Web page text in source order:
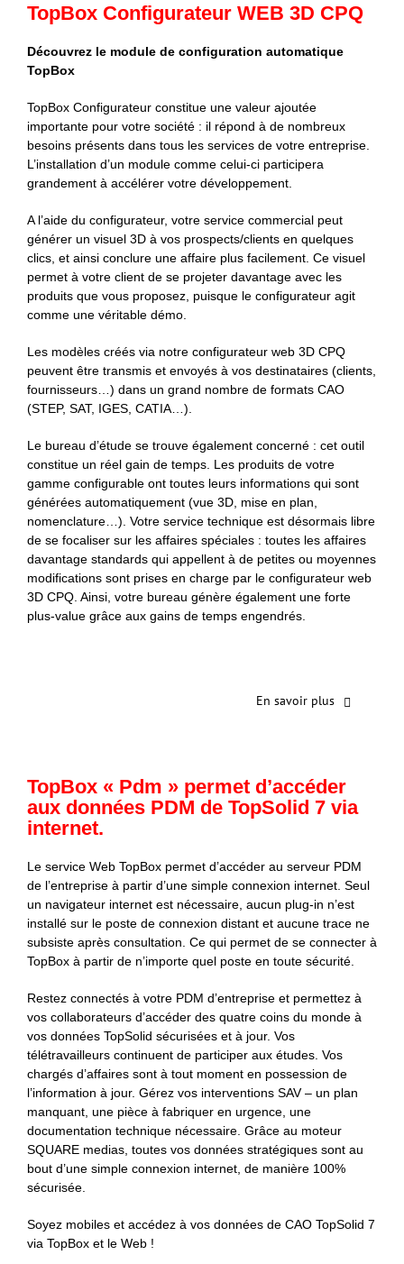
TopBox Configurateur WEB 3D CPQ
Découvrez le module de configuration automatique
TopBox
TopBox Configurateur constitue une valeur ajoutée
importante pour votre société : il répond à de nombreux
besoins présents dans tous les services de votre entreprise.
L’installation d’un module comme celui-ci participera
grandement à accélérer votre développement.
A l’aide du configurateur, votre service commercial peut
générer un visuel 3D à vos prospects/clients en quelques
clics, et ainsi conclure une affaire plus facilement. Ce visuel
permet à votre client de se projeter davantage avec les
produits que vous proposez, puisque le configurateur agit
comme une véritable démo.
Les modèles créés via notre configurateur web 3D CPQ
peuvent être transmis et envoyés à vos destinataires (clients,
fournisseurs…) dans un grand nombre de formats CAO
(STEP, SAT, IGES, CATIA…).
Le bureau d’étude se trouve également concerné : cet outil
constitue un réel gain de temps. Les produits de votre
gamme configurable ont toutes leurs informations qui sont
générées automatiquement (vue 3D, mise en plan,
nomenclature…). Votre service technique est désormais libre
de se focaliser sur les affaires spéciales : toutes les affaires
davantage standards qui appellent à de petites ou moyennes
modifications sont prises en charge par le configurateur web
3D CPQ. Ainsi, votre bureau génère également une forte
plus-value grâce aux gains de temps engendrés.
En savoir plus
TopBox « Pdm » permet d’accéder
aux données PDM de TopSolid 7 via
internet.
Le service Web TopBox permet d’accéder au serveur PDM
de l’entreprise à partir d’une simple connexion internet. Seul
un navigateur internet est nécessaire, aucun plug-in n’est
installé sur le poste de connexion distant et aucune trace ne
subsiste après consultation. Ce qui permet de se connecter à
TopBox à partir de n’importe quel poste en toute sécurité.
Restez connectés à votre PDM d’entreprise et permettez à
vos collaborateurs d’accéder des quatre coins du monde à
vos données TopSolid sécurisées et à jour. Vos
télétravailleurs continuent de participer aux études. Vos
chargés d’affaires sont à tout moment en possession de
l’information à jour. Gérez vos interventions SAV – un plan
manquant, une pièce à fabriquer en urgence, une
documentation technique nécessaire. Grâce au moteur
SQUARE medias, toutes vos données stratégiques sont au
bout d’une simple connexion internet, de manière 100%
sécurisée.
Soyez mobiles et accédez à vos données de CAO TopSolid 7
via TopBox et le Web !